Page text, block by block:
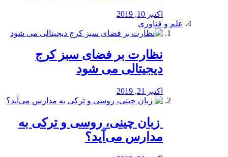
اکتبر 10, 2019
علم و فناوری
نظارت بر فضای سبز کرج
دیجیتالی می شود
اکتبر 21, 2019
️ زبان چینی، روسی و ترکی به
مدارس می‌آید؟